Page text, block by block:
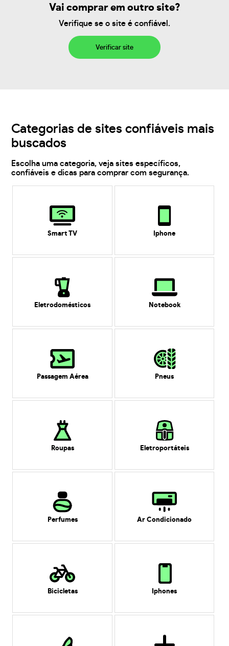
Vai comprar em outro site?
Verifique se o site é confiável.
Verificar site
Categorias de sites confiáveis mais
buscados
Escolha uma categoria, veja sites específicos,
confiáveis e dicas para comprar com segurança.
Smart TV Iphone
Eletrodomésticos Notebook
Passagem Aérea Pneus
Roupas Eletroportáteis
Perfumes Ar Condicionado
Bicicletas Iphones